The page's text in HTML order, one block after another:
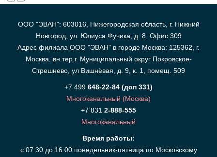
ООО "ЭВАН": 603016, Нижегородская область, г. Нижний
Новгород, ул. Юлиуса Фучика, д. 8, Офис 309
Адрес филиала ООО "ЭВАН" в городе Москва: 125362, г.
Москва, вн.тер.г. Муниципальный округ Покровское-
Стрешнево, ул Вишнёвая, д. 9, к. 1, помещ. 509
+7 499 648-22-84 (доп 331)
Многоканальный (Москва)
+7 831 2-888-555
Многоканальный
Время работы:
с 07:30 до 16:00 понедельник-пятница по Московскому